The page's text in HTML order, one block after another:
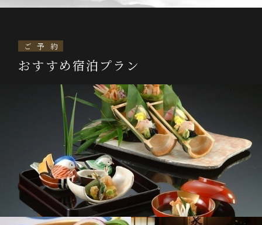
ご予約
おすすめ宿泊プラン